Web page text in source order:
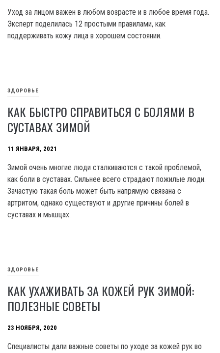
Уход за лицом важен в любом возрасте и в любое время года.
Эксперт поделилась 12 простыми правилами, как
поддерживать кожу лица в хорошем состоянии.
ЗДОРОВЬЕ
КАК БЫСТРО СПРАВИТЬСЯ С БОЛЯМИ В
СУСТАВАХ ЗИМОЙ
11 ЯНВАРЯ, 2021
Зимой очень многие люди сталкиваются с такой проблемой,
как боли в суставах. Сильнее всего страдают пожилые люди.
Зачастую такая боль может быть напрямую связана с
артритом, однако существуют и другие причины болей в
суставах и мышцах.
ЗДОРОВЬЕ
КАК УХАЖИВАТЬ ЗА КОЖЕЙ РУК ЗИМОЙ:
ПОЛЕЗНЫЕ СОВЕТЫ
23 НОЯБРЯ, 2020
Специалисты дали важные советы по уходе за кожей рук во